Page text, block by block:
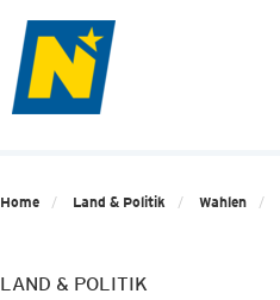
Home Land & Politik Wahlen
LAND & POLITIK